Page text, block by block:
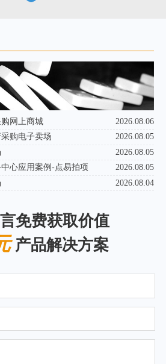
网上商城
2026.08.06
购电子卖场
2026.08.05
2026.08.05
心应用案例-点易拍项
2026.08.05
2026.08.04
免费获取价值
产品解决方案